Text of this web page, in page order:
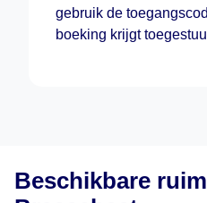
gebruik de
boeking krijgt
Beschikbare